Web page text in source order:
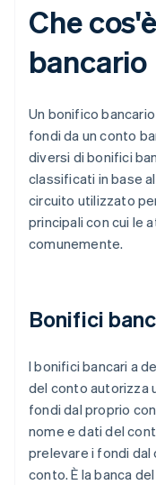
Che
bancario
Un bonifico
fondi da un conto
diversi di bonifici
classificati in base
circuito utilizzato
principali con cui le
comunemente.
Bonifici
I bonifici bancari a
del conto autorizza
fondi dal proprio
nome e dati del
prelevare i fondi
conto. È la banca